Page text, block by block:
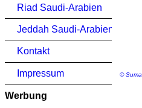
Riad Saudi-Arabien
Jeddah Saudi-Arabien
Kontakt
Impressum
Werbung
©